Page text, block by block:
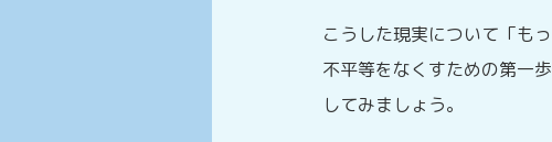
こうした現実について「も
不平等をなくすための第一
してみましょう。